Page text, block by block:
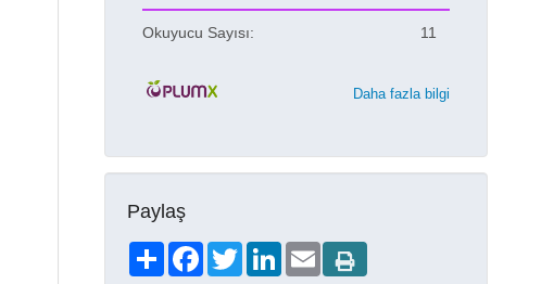
Okuyucu Sayısı: 11
Daha fazla bilgi
Paylaş
ShareFacebookTwitterLinkedIn
Email